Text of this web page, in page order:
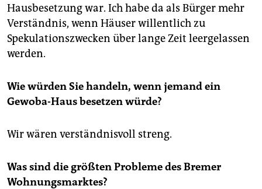
Hausbesetzung war. Ich habe da als Bürger mehr
Verständnis, wenn Häuser willentlich zu
Spekulationszwecken über lange Zeit leergelassen
werden.
Wie würden Sie handeln, wenn jemand ein
Gewoba-Haus besetzen würde?
Wir wären verständnisvoll streng.
Was sind die größten Probleme des Bremer
Wohnungsmarktes?